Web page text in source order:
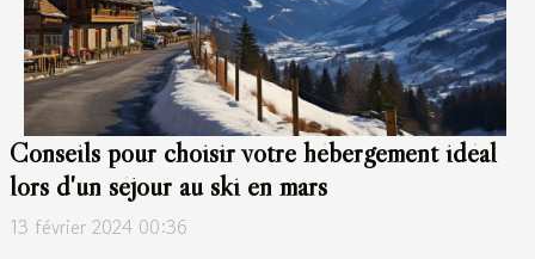
Conseils pour choisir votre hébergement idéal
lors d'un séjour au ski en mars
13 février 2024 00:36